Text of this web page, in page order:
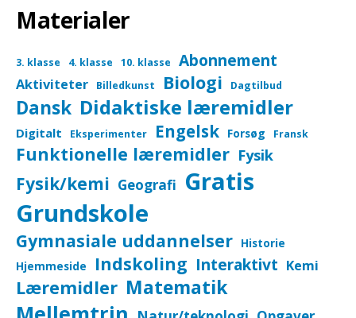
Materialer
3. klasse 4. klasse 10. klasse Abonnement
Aktiviteter Billedkunst Biologi Dagtilbud
Dansk Didaktiske læremidler
Digitalt Eksperimenter Engelsk Forsøg Fransk
Funktionelle læremidler Fysik
Fysik/kemi Geografi Gratis
Grundskole
Gymnasiale uddannelser Historie
Hjemmeside
Indskoling Interaktivt Kemi
Læremidler Matematik